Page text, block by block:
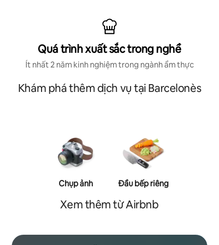
Quá trình xuất sắc trong nghề
Ít nhất 2 năm kinh nghiệm trong ngành ẩm thực
Khám phá thêm dịch vụ tại Barcelonès
Chụp ảnh Đầu bếp riêng
Xem thêm từ Airbnb